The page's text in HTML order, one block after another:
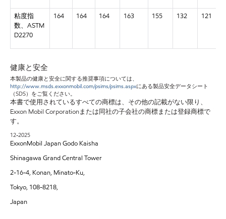
粘度指
数、ASTM
D2270
164 164 164 163 155 132 121
健康と安全
本製品の健康と安全に関する推奨事項については、
http://www.msds.exxonmobil.com/psims/psims.aspxにある製品安全データシート
（SDS）をご覧ください。
本書で使用されているすべての商標は、その他の記載がない限り、
Exxon Mobil Corporationまたは同社の子会社の商標または登録商標で
す。
12-2025
ExxonMobil Japan Godo Kaisha
Shinagawa Grand Central Tower
2-16-4, Konan, Minato-Ku,
Tokyo, 108-8218,
Japan